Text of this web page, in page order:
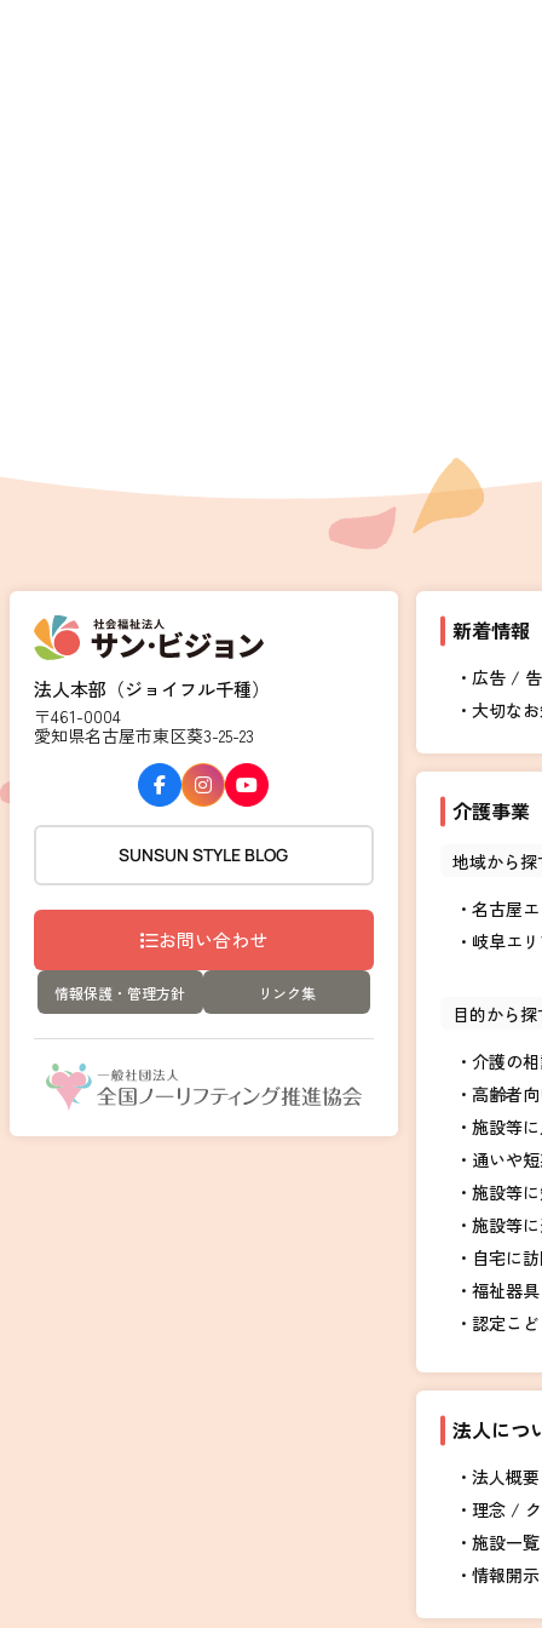
法人本部（ジョイフル千種）
〒461-0004
愛知県名古屋市東区葵3-25-23
SUNSUN STYLE BLOG
お問い合わせ
情報保護・管理方針 リンク集
新着情報
広告 /
大切な
介護事業
地域から探
名古屋
岐阜エリ
目的から探
介護の
高齢者
施設等
通いや
施設等
施設等
自宅に
福祉器
認定こ
法人につ
法人概
理念 /
施設一覧
情報開示